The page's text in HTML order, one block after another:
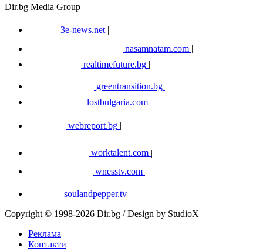
Dir.bg Media Group
3e-news.net |
nasamnatam.com |
realtimefuture.bg |
greentransition.bg |
lostbulgaria.com |
webreport.bg
worktalent.com |
wnesstv.com |
soulandpepper.tv
Copyright © 1998-2026 Dir.bg / Design by StudioX
Реклама
Контакти